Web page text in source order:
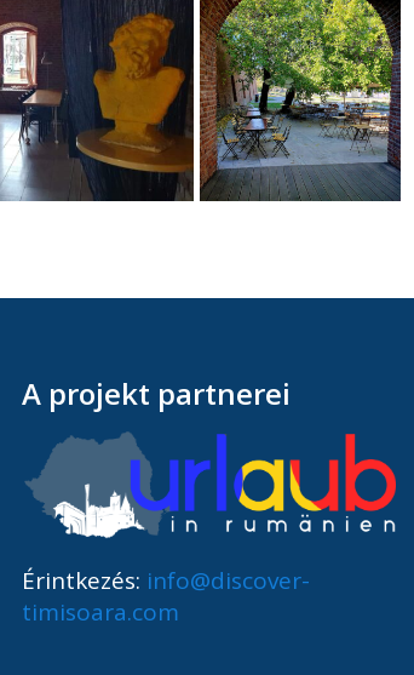
A projekt partnerei
Érintkezés: info@discover-
timisoara.com